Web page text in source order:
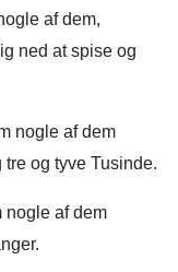
af dem,
ned at spise og
nogle af dem
og tyve Tusinde.
nogle af dem